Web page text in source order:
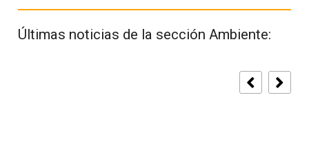
Últimas noticias de la sección Ambiente: